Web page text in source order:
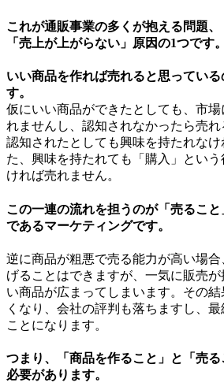
これが通販事業の多くが抱える問題、
「売上が上がらない」原因の1つです。
いい商品を作れば売れると思ってい
す。
仮にいい商品ができたとしても、市
れませんし、認知されなかったら売れ
認知されたとしても興味を持たれなけ
た、興味を持たれても「購入」とい
ければ売れません。
この一連の流れを担うのが「売ること
であるマーケティングです。
逆に商品が粗悪で売る能力が高い場
げることはできますが、一気に販売
い商品が広まってしまいます。その
くなり、会社の評判も落ちますし、
ことになります。
つまり、「商品を作ること」と「売
必要があります。